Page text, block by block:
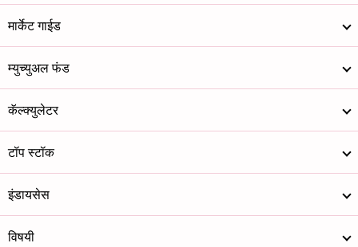
मार्केट गाईड
म्युच्युअल फंड
कॅल्क्युलेटर
टॉप स्टॉक
इंडायसेस
विषयी